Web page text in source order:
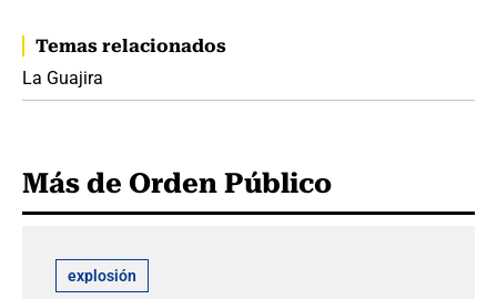
Temas relacionados
La Guajira
Más de Orden Público
explosión